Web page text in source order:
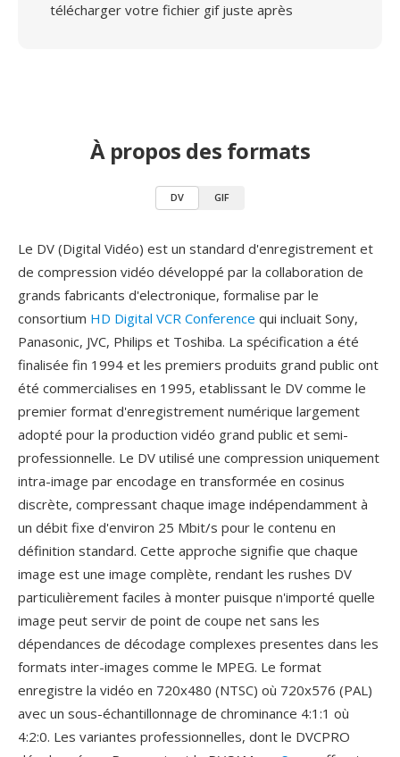
télécharger votre fichier gif juste après
À propos des formats
DV GIF
Le DV (Digital Vidéo) est un standard d'enregistrement et
de compression vidéo développé par la collaboration de
grands fabricants d'electronique, formalise par le
consortium HD Digital VCR Conference qui incluait Sony,
Panasonic, JVC, Philips et Toshiba. La spécification a été
finalisée fin 1994 et les premiers produits grand public ont
été commercialises en 1995, etablissant le DV comme le
premier format d'enregistrement numérique largement
adopté pour la production vidéo grand public et semi-
professionnelle. Le DV utilisé une compression uniquement
intra-image par encodage en transformée en cosinus
discrète, compressant chaque image indépendamment à
un débit fixe d'environ 25 Mbit/s pour le contenu en
définition standard. Cette approche signifie que chaque
image est une image complète, rendant les rushes DV
particulièrement faciles à monter puisque n'importé quelle
image peut servir de point de coupe net sans les
dépendances de décodage complexes presentes dans les
formats inter-images comme le MPEG. Le format
enregistre la vidéo en 720x480 (NTSC) où 720x576 (PAL)
avec un sous-échantillonnage de chrominance 4:1:1 où
4:2:0. Les variantes professionnelles, dont le DVCPRO